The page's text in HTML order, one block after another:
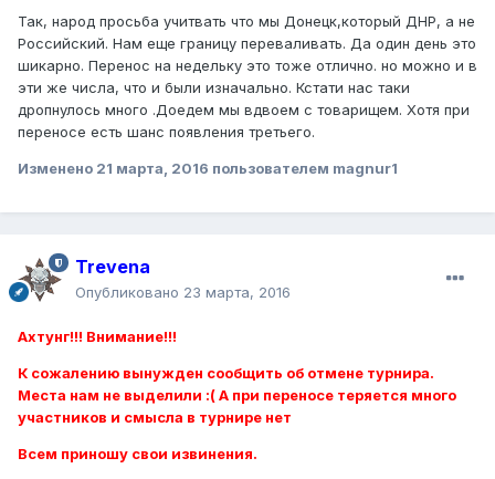
Так, народ просьба учитвать что мы Донецк,который ДНР, а не
Российский. Нам еще границу переваливать. Да один день это
шикарно. Перенос на недельку это тоже отлично. но можно и в
эти же числа, что и были изначально. Кстати нас таки
дропнулось много .Доедем мы вдвоем с товарищем. Хотя при
переносе есть шанс появления третьего.
Изменено 21 марта, 2016 пользователем magnur1
Trevena
Опубликовано 23 марта, 2016
Ахтунг!!! Внимание!!!
К сожалению вынужден сообщить об отмене турнира.
Места нам не выделили :( А при переносе теряется много
участников и смысла в турнире нет
Всем приношу свои извинения.